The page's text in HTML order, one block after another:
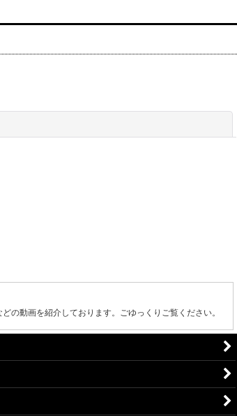
どの動画を紹介しております。ごゆっくりご覧ください。